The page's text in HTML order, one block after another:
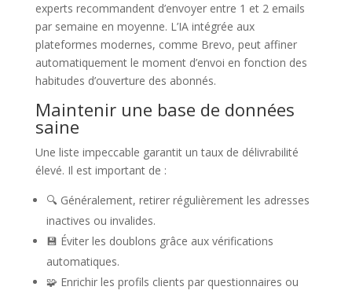
experts recommandent d’envoyer entre 1 et 2 emails
par semaine en moyenne. L’IA intégrée aux
plateformes modernes, comme Brevo, peut affiner
automatiquement le moment d’envoi en fonction des
habitudes d’ouverture des abonnés.
Maintenir une base de données
saine
Une liste impeccable garantit un taux de délivrabilité
élevé. Il est important de :
🔍 Généralement, retirer régulièrement les adresses
inactives ou invalides.
💾 Éviter les doublons grâce aux vérifications
automatiques.
🧩 Enrichir les profils clients par questionnaires ou